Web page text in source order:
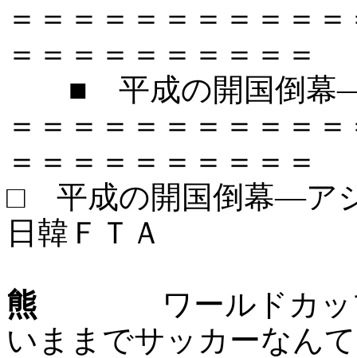
＝＝＝＝＝＝＝＝＝＝
＝＝＝＝＝＝＝＝＝＝
■ 平成の開国倒幕―
＝＝＝＝＝＝＝＝＝＝
＝＝＝＝＝＝＝＝＝＝
□ 平成の開国倒幕―ア
日韓ＦＴＡ
熊 ワールドカップ
いままでサッカーなん